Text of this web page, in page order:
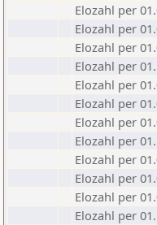
Elozahl per
Elozahl per
Elozahl per
Elozahl per
Elozahl per
Elozahl per
Elozahl per
Elozahl per
Elozahl per
Elozahl per
Elozahl per
Elozahl per